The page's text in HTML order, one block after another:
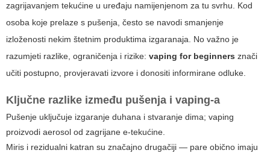
zagrijavanjem tekućine u uređaju namijenjenom za tu svrhu. Kod
osoba koje prelaze s pušenja, često se navodi smanjenje
izloženosti nekim štetnim produktima izgaranaja. No važno je
razumjeti razlike, ograničenja i rizike: vaping for beginners znači
učiti postupno, provjeravati izvore i donositi informirane odluke.
Ključne razlike između pušenja i vaping-a
Pušenje uključuje izgaranje duhana i stvaranje dima; vaping
proizvodi aerosol od zagrijane e-tekućine.
Miris i rezidualni katran su značajno drugačiji — pare obično imaju